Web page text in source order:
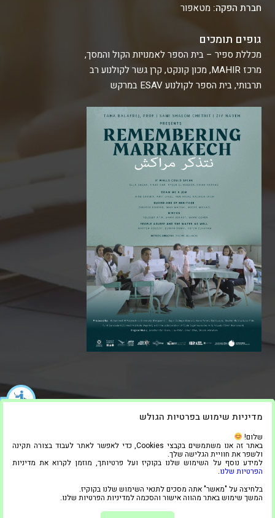
חברת הפקה: מטאפור
גופים תומכים
מכללת ספיר – בית הספר לאמנויות הקול והמסך,
מרכז MAHIR, מכון קונקט, קרן גשר לקולנוע רב
תרבותי, בית הספר לקולנוע ESAV במרקש
מדיניות שימוש בפרטיות הגולש
שלום!
באתר זה אנו משתמשים בקבצי Cookies, כדי לאפשר לאתר לעבוד בצורה תקינה
ולשפר את חוויית הגלישה שלך.
למידע נוסף על השימוש שלנו בקוקיז ועל פרטיותך, מוזמן לקרוא את מדיניות
הפרטיות שלנו.
בלחיצה על "מאשר" אתה מסכים לתנאי השימוש שלנו בקוקיז.
המשך שימוש באתר מהווה אישור והסכמה למדיניות הפרטיות שלנו.